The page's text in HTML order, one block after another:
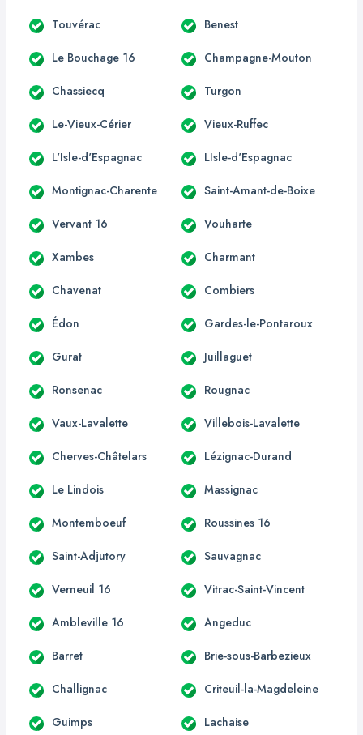
Touvérac Benest
Le Bouchage 16 Champagne-Mouton
Chassiecq Turgon
Le-Vieux-Cérier Vieux-Ruffec
L'Isle-d'Espagnac LIsle-d'Espagnac
Montignac-Charente Saint-Amant-de-Boixe
Vervant 16 Vouharte
Xambes Charmant
Chavenat Combiers
Édon Gardes-le-Pontaroux
Gurat Juillaguet
Ronsenac Rougnac
Vaux-Lavalette Villebois-Lavalette
Cherves-Châtelars Lézignac-Durand
Le Lindois Massignac
Montemboeuf Roussines 16
Saint-Adjutory Sauvagnac
Verneuil 16 Vitrac-Saint-Vincent
Ambleville 16 Angeduc
Barret Brie-sous-Barbezieux
Challignac Criteuil-la-Magdeleine
Guimps Lachaise